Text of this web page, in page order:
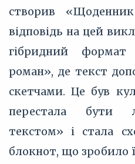
створив
відповідь на цей
гібридний
роман», де текст
скетчами. Це був
перестала бути
текстом» і стала
блокнот, що зробило